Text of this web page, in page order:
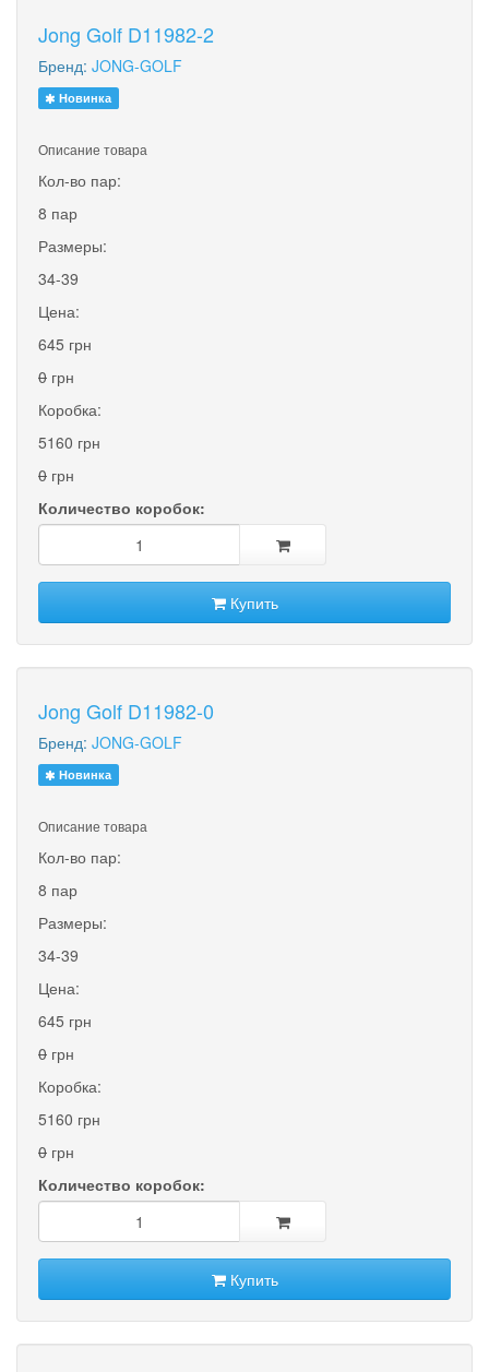
Jong Golf D11982-2
Бренд: JONG-GOLF
Новинка
Описание товара
Кол-во пар:
8 пар
Размеры:
34-39
Цена:
645 грн
0 грн
Коробка:
5160 грн
0 грн
Количество коробок:
Купить
Jong Golf D11982-0
Бренд: JONG-GOLF
Новинка
Описание товара
Кол-во пар:
8 пар
Размеры:
34-39
Цена:
645 грн
0 грн
Коробка:
5160 грн
0 грн
Количество коробок:
Купить